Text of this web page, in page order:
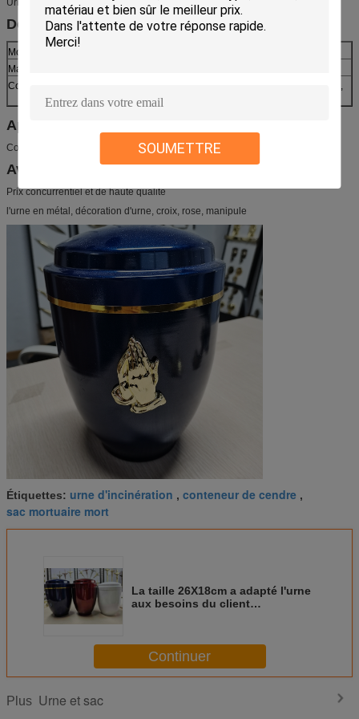
SOUMETTRE
Urne funèbre en métal U001, urne d'incinération pour les cendres humaines
Description :
Modèle non :
Matériel :
Couleur :
éclat du rouge bleu et brillant, du vert brillant, du vin rouge,
de l'argent, de l'or et d'autres couleurs
Applications :
Conteneur de cendre
Avantage compétitif :
Prix concurrentiel et de haute qualité
l'urne en métal, décoration d'urne, croix, rose, manipule
Étiquettes: urne d'incinération , conteneur de cendre ,
sac mortuaire mort
La taille 26X18cm a adapté l'urne
aux besoins du client
Continuer
Plus Urne et sac